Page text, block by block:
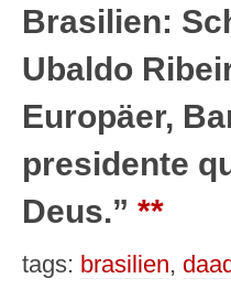
Brasilien:
Ubaldo
Europäer,
presidente
Deus.” **
tags: brasilien, daad